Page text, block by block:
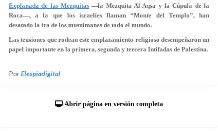
Explanada de las Mezquitas —la Mezquita Al-Aqsa y la Cúpula de la
Roca—, a la que los israelíes llaman “Monte del Templo”, han
desatado la ira de los musulmanes de todo el mundo.
Las tensiones que rodean este emplazamiento religioso desempeñaron un
papel importante en la primera, segunda y tercera Intifadas de Palestina.
PorElespiadigital
Abrir página en versión completa